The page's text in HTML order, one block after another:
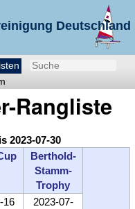
Deutschland
Rangliste
2023-07-30
Berthold-
Stamm-
Trophy
16
2023-07-